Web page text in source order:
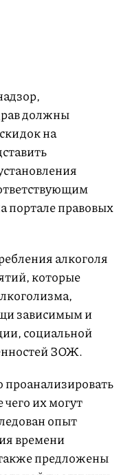
должны
на
портале правовых
алкоголя
которые
зависимым и
социальной
ЗОЖ.
проанализировать
их могут
опыт
времени
предложены